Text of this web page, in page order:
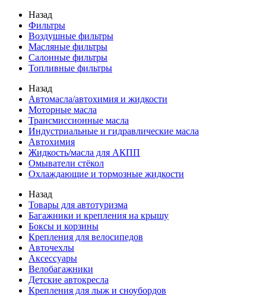
Назад
Фильтры
Воздушные фильтры
Масляные фильтры
Салонные фильтры
Топливные фильтры
Назад
Автомасла/автохимия и жидкости
Моторные масла
Трансмиссионные масла
Индустриальные и гидравлические масла
Автохимия
Жидкость/масла для АКПП
Омыватели стёкол
Охлаждающие и тормозные жидкости
Назад
Товары для автотуризма
Багажники и крепления на крышу
Боксы и корзины
Крепления для велосипедов
Авточехлы
Аксессуары
Велобагажники
Детские автокресла
Крепления для лыж и сноубордов